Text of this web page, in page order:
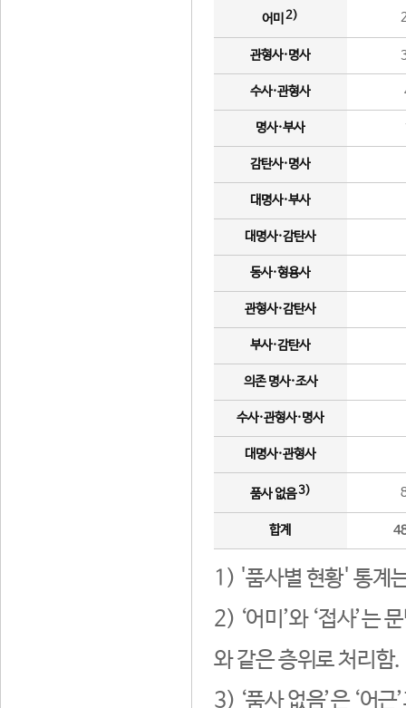
어미 2)
관형사·명사
수사·관형사
명사·부사
감탄사·명사
대명사·부사
대명사·감탄사
동사·형용사
관형사·감탄사
부사·감탄사
의존 명사·조사
수사·관형사·명사
대명사·관형사
품사 없음3)
합계
1) '품사별 현황' 통계
2) ‘어미’와 ‘접사’는
와 같은 층위로 처리함.
3) ‘품사 없음’은 ‘어